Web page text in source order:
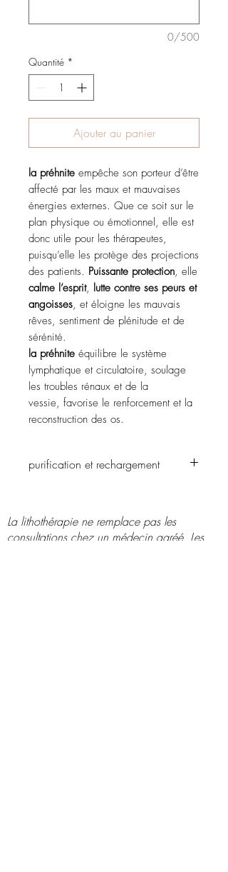
0/500
Quantité *
Ajouter au panier
la préhnite empêche son porteur d’être
affecté par les maux et mauvaises
énergies externes. Que ce soit sur le
plan physique ou émotionnel, elle est
donc utile pour les thérapeutes,
puisqu’elle les protège des projections
des patients. Puissante protection, elle
calme l’esprit, lutte contre ses peurs et
angoisses, et éloigne les mauvais
rêves, sentiment de plénitude et de
sérénité.
la préhnite équilibre le système
lymphatique et circulatoire, soulage
les troubles rénaux et de la
vessie, favorise le renforcement et la
reconstruction des os.
purification et rechargement
jacques, avec la lune ou avec le soleil.
La lithothérapie ne remplace pas les
consultations chez un médecin agréé. Les